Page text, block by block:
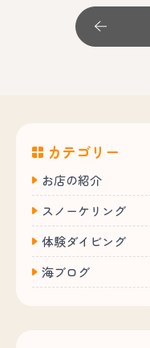
カテゴリー
お店の紹介
スノーケリング
体験ダイビング
海ブログ